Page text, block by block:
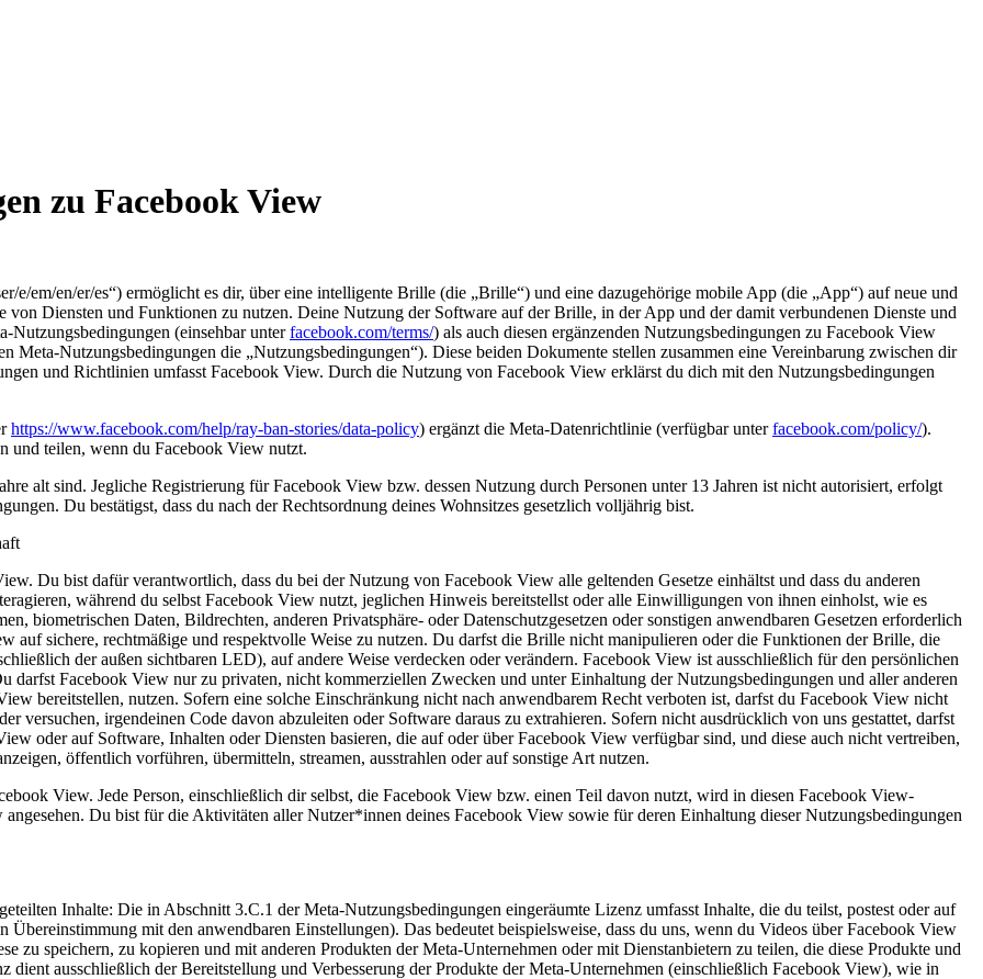
zu Facebook View
e/em/en/er/es“) ermöglicht es dir, über eine intelligente Brille (die „Brille“) und eine dazugehörige mobile App (die „App“) auf neue und
Diensten und Funktionen zu nutzen. Deine Nutzung der Software auf der Brille, in der App und der damit verbundenen Dienste und
Nutzungsbedingungen (einsehbar unterfacebook.com/terms/) als auch diesen ergänzenden Nutzungsbedingungen zu Facebook View
Meta-Nutzungsbedingungen die „Nutzungsbedingungen“). Diese beiden Dokumente stellen zusammen eine Vereinbarung zwischen dir
und Richtlinien umfasst Facebook View. Durch die Nutzung von Facebook View erklärst du dich mit den Nutzungsbedingungen
https://www.facebook.com/help/ray-ban-stories/data-policy) ergänzt die Meta-Datenrichtlinie (verfügbar unterfacebook.com/policy/).
und teilen, wenn du Facebook View nutzt.
alt sind. Jegliche Registrierung für Facebook View bzw. dessen Nutzung durch Personen unter 13 Jahren ist nicht autorisiert, erfolgt
Du bestätigst, dass du nach der Rechtsordnung deines Wohnsitzes gesetzlich volljährig bist.
Du bist dafür verantwortlich, dass du bei der Nutzung von Facebook View alle geltenden Gesetze einhältst und dass du anderen
während du selbst Facebook View nutzt, jeglichen Hinweis bereitstellst oder alle Einwilligungen von ihnen einholst, wie es
biometrischen Daten, Bildrechten, anderen Privatsphäre- oder Datenschutzgesetzen oder sonstigen anwendbaren Gesetzen erforderlich
auf sichere, rechtmäßige und respektvolle Weise zu nutzen. Du darfst die Brille nicht manipulieren oder die Funktionen der Brille, die
der außen sichtbaren LED), auf andere Weise verdecken oder verändern. Facebook View ist ausschließlich für den persönlichen
darfst Facebook View nur zu privaten, nicht kommerziellen Zwecken und unter Einhaltung der Nutzungsbedingungen und aller anderen
bereitstellen, nutzen. Sofern eine solche Einschränkung nicht nach anwendbarem Recht verboten ist, darfst du Facebook View nicht
versuchen, irgendeinen Code davon abzuleiten oder Software daraus zu extrahieren. Sofern nicht ausdrücklich von uns gestattet, darfst
oder auf Software, Inhalten oder Diensten basieren, die auf oder über Facebook View verfügbar sind, und diese auch nicht vertreiben,
öffentlich vorführen, übermitteln, streamen, ausstrahlen oder auf sonstige Art nutzen.
View. Jede Person, einschließlich dir selbst, die Facebook View bzw. einen Teil davon nutzt, wird in diesen Facebook View-
Du bist für die Aktivitäten aller Nutzer*innen deines Facebook View sowie für deren Einhaltung dieser Nutzungsbedingungen
Inhalte: Die in Abschnitt 3.C.1 der Meta-Nutzungsbedingungen eingeräumte Lizenz umfasst Inhalte, die du teilst, postest oder auf
mit den anwendbaren Einstellungen). Das bedeutet beispielsweise, dass du uns, wenn du Videos über Facebook View
zu speichern, zu kopieren und mit anderen Produkten der Meta-Unternehmen oder mit Dienstanbietern zu teilen, die diese Produkte und
dient ausschließlich der Bereitstellung und Verbesserung der Produkte der Meta-Unternehmen (einschließlich Facebook View), wie in